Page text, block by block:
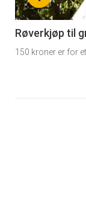
-
6
Røverkjøp til
150 kroner er for